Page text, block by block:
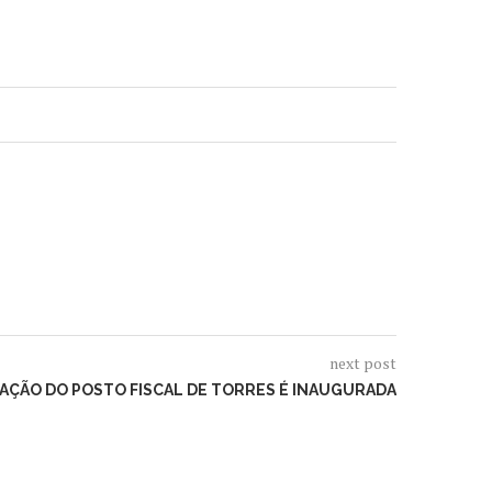
next post
DO POSTO FISCAL DE TORRES É INAUGURADA